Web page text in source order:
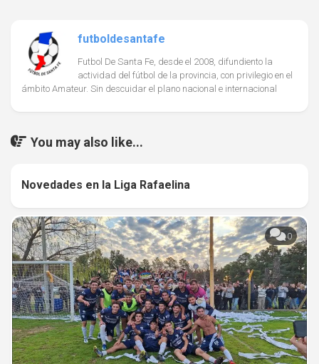
futboldesantafe
Futbol De Santa Fe, desde el 2008, difundiento la
actividad del fútbol de la provincia, con privilegio en el
ámbito Amateur. Sin descuidar el plano nacional e internacional
You may also like...
Novedades en la Liga Rafaelina
0